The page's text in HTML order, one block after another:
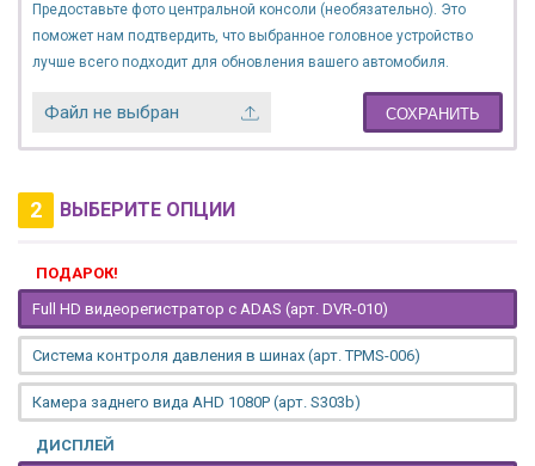
Предоставьте фото центральной консоли (необязательно). Это
поможет нам подтвердить, что выбранное головное устройство
лучше всего подходит для обновления вашего автомобиля.
Файл не выбран СОХРАНИТЬ
2 ВЫБЕРИТЕ ОПЦИИ
ПОДАРОК!
Full HD видеорегистратор с ADAS (арт. DVR-010)
Система контроля давления в шинах (арт. TPMS-006)
Камера заднего вида AHD 1080P (арт. S303b)
ДИСПЛЕЙ